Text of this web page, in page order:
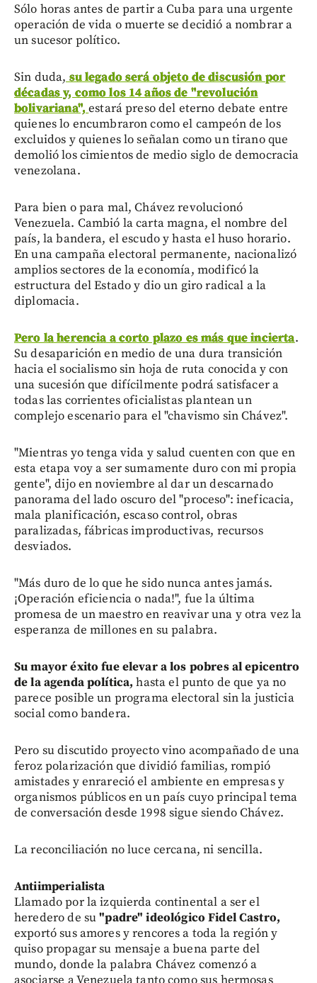
Sólo horas antes de partir a Cuba para una urgente
operación de vida o muerte se decidió a nombrar a
un sucesor político.
Sin duda, su legado será objeto de discusión por
décadas y, como los 14 años de "revolución
bolivariana",estará preso del eterno debate entre
quienes lo encumbraron como el campeón de los
excluidos y quienes lo señalan como un tirano que
demolió los cimientos de medio siglo de democracia
venezolana.
Para bien o para mal, Chávez revolucionó
Venezuela. Cambió la carta magna, el nombre del
país, la bandera, el escudo y hasta el huso horario.
En una campaña electoral permanente, nacionalizó
amplios sectores de la economía, modificó la
estructura del Estado y dio un giro radical a la
diplomacia.
Pero la herencia a corto plazo es más que incierta.
Su desaparición en medio de una dura transición
hacia el socialismo sin hoja de ruta conocida y con
una sucesión que difícilmente podrá satisfacer a
todas las corrientes oficialistas plantean un
complejo escenario para el "chavismo sin Chávez".
"Mientras yo tenga vida y salud cuenten con que en
esta etapa voy a ser sumamente duro con mi propia
gente", dijo en noviembre al dar un descarnado
panorama del lado oscuro del "proceso": ineficacia,
mala planificación, escaso control, obras
paralizadas, fábricas improductivas, recursos
desviados.
"Más duro de lo que he sido nunca antes jamás.
¡Operación eficiencia o nada!", fue la última
promesa de un maestro en reavivar una y otra vez la
esperanza de millones en su palabra.
Su mayor éxito fue elevar a los pobres al epicentro
de la agenda política, hasta el punto de que ya no
parece posible un programa electoral sin la justicia
social como bandera.
Pero su discutido proyecto vino acompañado de una
feroz polarización que dividió familias, rompió
amistades y enrareció el ambiente en empresas y
organismos públicos en un país cuyo principal tema
de conversación desde 1998 sigue siendo Chávez.
La reconciliación no luce cercana, ni sencilla.
Antiimperialista
Llamado por la izquierda continental a ser el
heredero de su"padre" ideológico Fidel Castro,
exportó sus amores y rencores a toda la región y
quiso propagar su mensaje a buena parte del
mundo, donde la palabra Chávez comenzó a
asociarse a Venezuela tanto como sus hermosas